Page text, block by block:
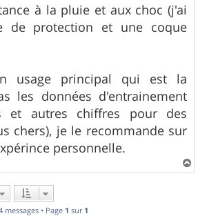
à la pluie et aux choc (j'ai
de protection et une coque
usage principal qui est la
les données d'entrainement
et autres chiffres pour des
chers), je le recommande sur
personnelle.
a
messages • Page 1 sur 1